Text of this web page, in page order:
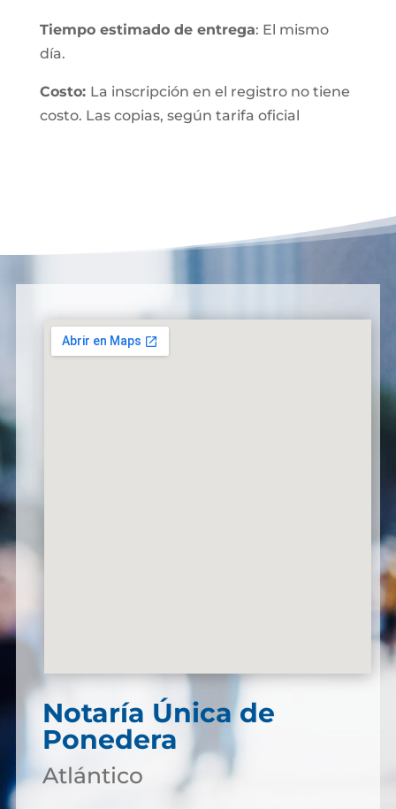
Tiempo estimado de entrega: El mismo
día.
Costo: La inscripción en el registro no tiene
costo. Las copias, según tarifa oficial
Notaría Única de
Ponedera
Atlántico